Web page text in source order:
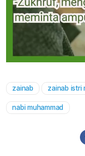
zainab zainab istri
nabi muhammad